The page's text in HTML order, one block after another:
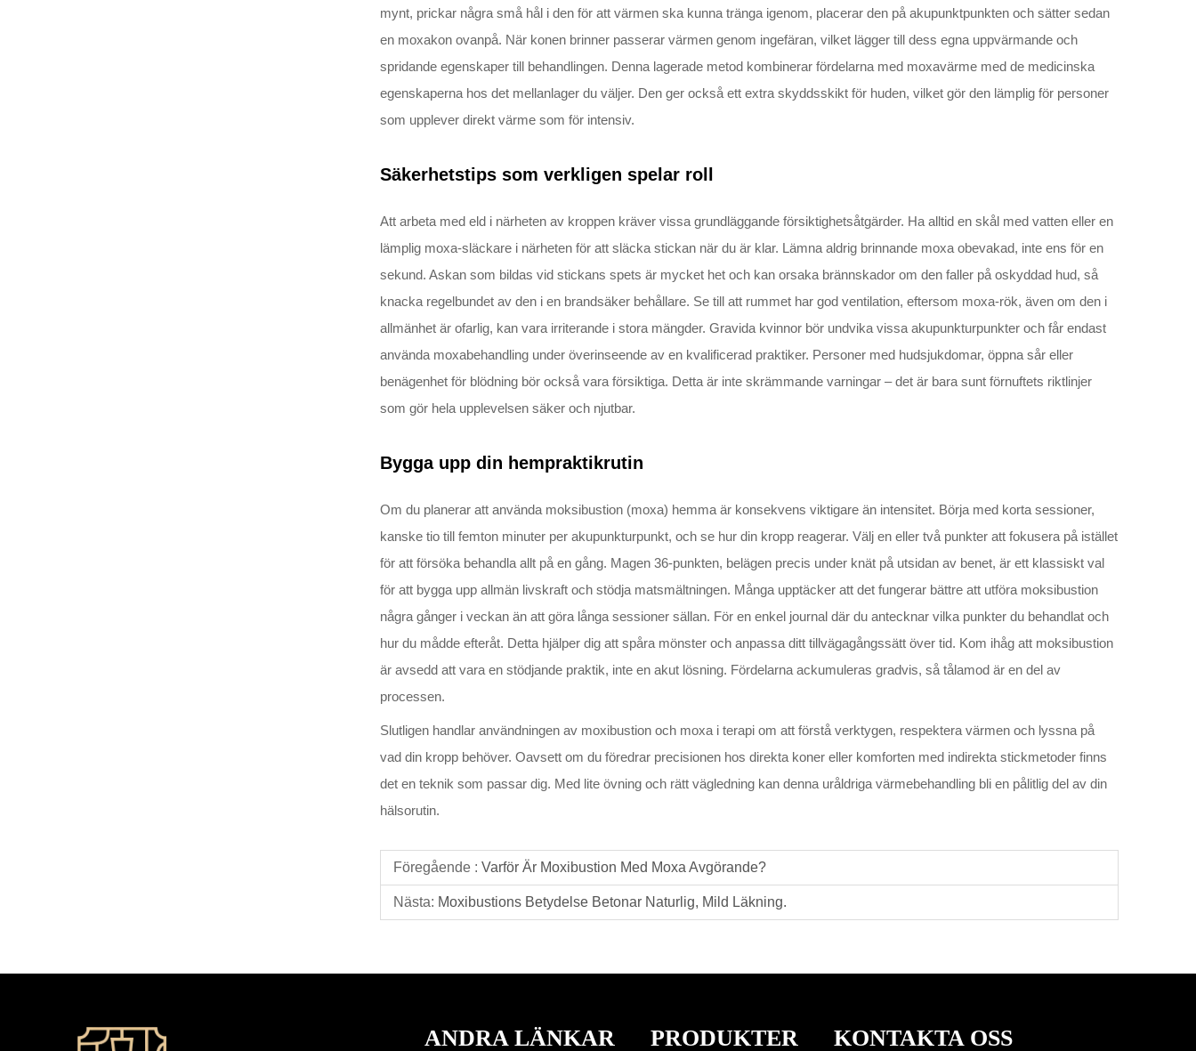
mynt, prickar några små hål i den för att värmen ska kunna tränga igenom, placerar den på akupunktpunkten och sätter sedan
en moxakon ovanpå. När konen brinner passerar värmen genom ingefäran, vilket lägger till dess egna uppvärmande och
spridande egenskaper till behandlingen. Denna lagerade metod kombinerar fördelarna med moxavärme med de medicinska
egenskaperna hos det mellanlager du väljer. Den ger också ett extra skyddsskikt för huden, vilket gör den lämplig för personer
som upplever direkt värme som för intensiv.
Säkerhetstips som verkligen spelar roll
Att arbeta med eld i närheten av kroppen kräver vissa grundläggande försiktighetsåtgärder. Ha alltid en skål med vatten eller en
lämplig moxa-släckare i närheten för att släcka stickan när du är klar. Lämna aldrig brinnande moxa obevakad, inte ens för en
sekund. Askan som bildas vid stickans spets är mycket het och kan orsaka brännskador om den faller på oskyddad hud, så
knacka regelbundet av den i en brandsäker behållare. Se till att rummet har god ventilation, eftersom moxa-rök, även om den i
allmänhet är ofarlig, kan vara irriterande i stora mängder. Gravida kvinnor bör undvika vissa akupunkturpunkter och får endast
använda moxabehandling under överinseende av en kvalificerad praktiker. Personer med hudsjukdomar, öppna sår eller
benägenhet för blödning bör också vara försiktiga. Detta är inte skrämmande varningar – det är bara sunt förnuftets riktlinjer
som gör hela upplevelsen säker och njutbar.
Bygga upp din hempraktikrutin
Om du planerar att använda moksibustion (moxa) hemma är konsekvens viktigare än intensitet. Börja med korta sessioner,
kanske tio till femton minuter per akupunkturpunkt, och se hur din kropp reagerar. Välj en eller två punkter att fokusera på istället
för att försöka behandla allt på en gång. Magen 36-punkten, belägen precis under knät på utsidan av benet, är ett klassiskt val
för att bygga upp allmän livskraft och stödja matsmältningen. Många upptäcker att det fungerar bättre att utföra moksibustion
några gånger i veckan än att göra långa sessioner sällan. För en enkel journal där du antecknar vilka punkter du behandlat och
hur du mådde efteråt. Detta hjälper dig att spåra mönster och anpassa ditt tillvägagångssätt över tid. Kom ihåg att moksibustion
är avsedd att vara en stödjande praktik, inte en akut lösning. Fördelarna ackumuleras gradvis, så tålamod är en del av
processen.
Slutligen handlar användningen av moxibustion och moxa i terapi om att förstå verktygen, respektera värmen och lyssna på
vad din kropp behöver. Oavsett om du föredrar precisionen hos direkta koner eller komforten med indirekta stickmetoder finns
det en teknik som passar dig. Med lite övning och rätt vägledning kan denna uråldriga värmebehandling bli en pålitlig del av din
hälsorutin.
Föregående : Varför Är Moxibustion Med Moxa Avgörande?
Nästa: Moxibustions Betydelse Betonar Naturlig, Mild Läkning.
ANDRA LÄNKAR PRODUKTER KONTAKTA OSS